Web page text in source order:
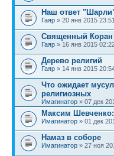
Наш ответ
Гаяр » 20 янв 2015 23:51
Священный Коран
Гаяр » 16 янв 2015
Дерево религий
Гаяр » 14 янв 2015
Что ожидает
религиозных
Имагинатор » 07 дек
Максим Шевченко:
Имагинатор » 01 дек
Намаз в соборе
Имагинатор » 27 ноя